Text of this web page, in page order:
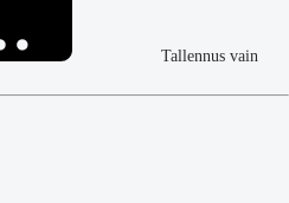
Tallennus vain